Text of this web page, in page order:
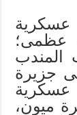
عسكرية
عظمى؛
المندب
جزيرة
ميون،